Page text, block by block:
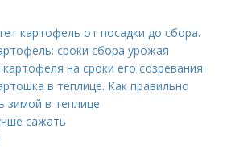
картофель от посадки до сбора.
сроки сбора урожая
на сроки его созревания
в теплице. Как правильно
зимой в теплице
сажать